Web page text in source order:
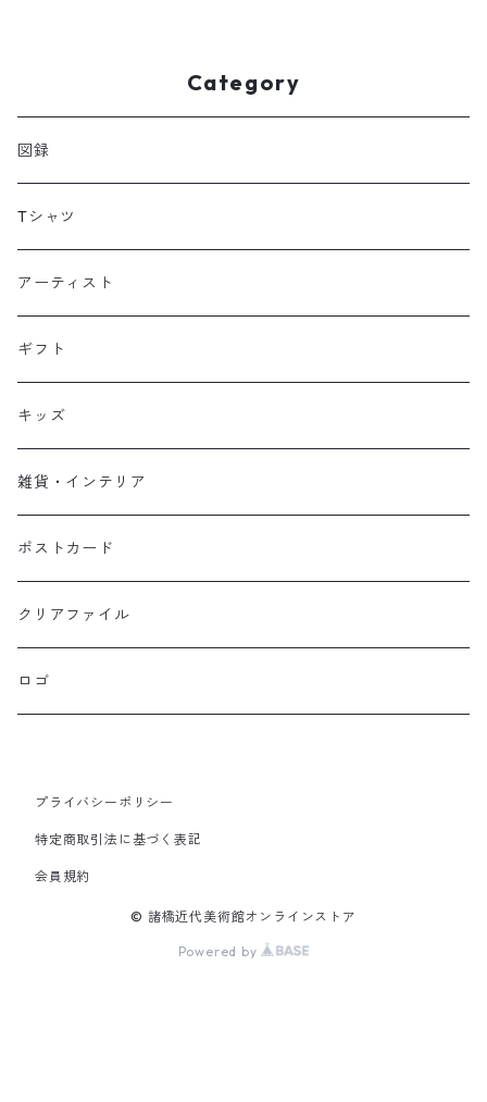
Category
図録
Tシャツ
アーティスト
ギフト
キッズ
雑貨・インテリア
ポストカード
クリアファイル
ロゴ
プライバシーポリシー
特定商取引法に基づく表記
会員規約
© 諸橋近代美術館オンラインストア
Powered by